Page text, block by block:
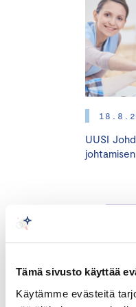
Tämä sivusto käyttää
Käytämme evästeitä
entisestään. Tässä
vastuullisuudesta
VSME (Voluntary
non-listed SMEs) on
suosittelema
yrityksille selkeän ja
vastuullisuustietojen
säästää aikaa ja rahaa.
perehdytyksen VSME-
ajankohtaisiin
UUSI